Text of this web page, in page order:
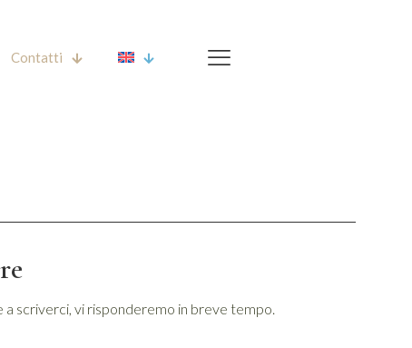
Contatti
scriverci, vi risponderemo in breve tempo.